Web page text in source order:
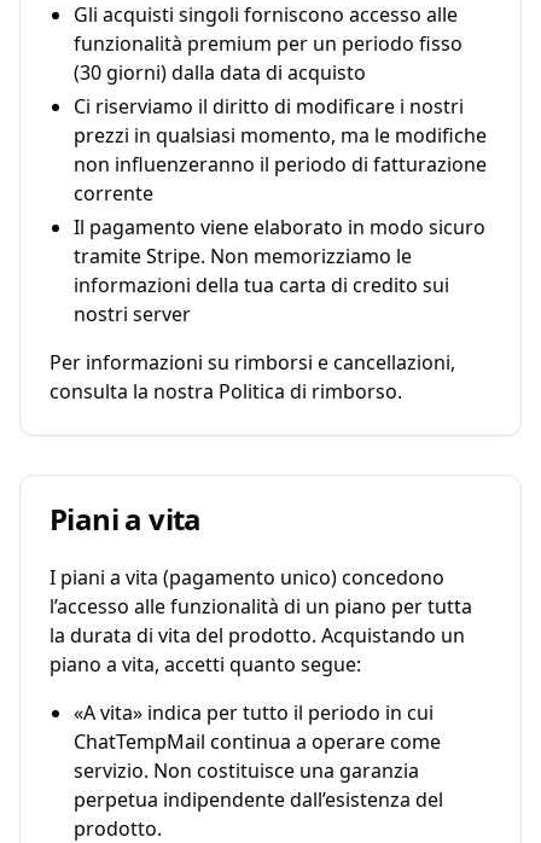
Gli acquisti singoli forniscono accesso alle
funzionalità premium per un periodo fisso
(30 giorni) dalla data di acquisto
Ci riserviamo il diritto di modificare i nostri
prezzi in qualsiasi momento, ma le modifiche
non influenzeranno il periodo di fatturazione
corrente
Il pagamento viene elaborato in modo sicuro
tramite Stripe. Non memorizziamo le
informazioni della tua carta di credito sui
nostri server
Per informazioni su rimborsi e cancellazioni,
consulta la nostra Politica di rimborso.
Piani a vita
I piani a vita (pagamento unico) concedono
l’accesso alle funzionalità di un piano per tutta
la durata di vita del prodotto. Acquistando un
piano a vita, accetti quanto segue:
«A vita» indica per tutto il periodo in cui
ChatTempMail continua a operare come
servizio. Non costituisce una garanzia
perpetua indipendente dall’esistenza del
prodotto.